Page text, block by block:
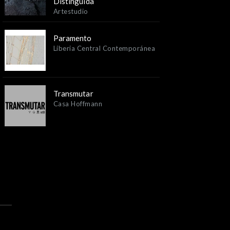
Artestudio
Paramento
Liberia Central Contemporánea
Transmutar
Casa Hoffmann